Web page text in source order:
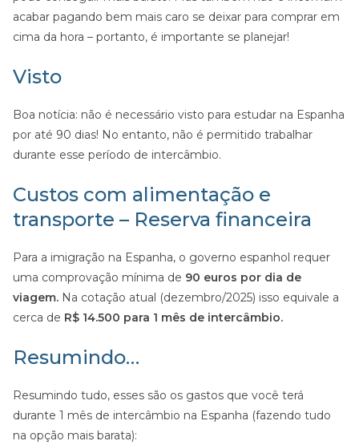
acabar pagando bem mais caro se deixar para comprar em
cima da hora – portanto, é importante se planejar!
Visto
Boa notícia: não é necessário visto para estudar na Espanha
por até 90 dias! No entanto, não é permitido trabalhar
durante esse período de intercâmbio.
Custos com alimentação e
transporte – Reserva financeira
Para a imigração na Espanha, o governo espanhol requer
uma comprovação mínima de 90 euros por dia de
viagem. Na cotação atual (dezembro/2025) isso equivale a
cerca de R$ 14.500 para 1 mês de intercâmbio.
Resumindo…
Resumindo tudo, esses são os gastos que você terá
durante 1 mês de intercâmbio na Espanha (fazendo tudo
na opção mais barata):